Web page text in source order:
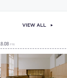
8.08 FRI
VIEW ALL